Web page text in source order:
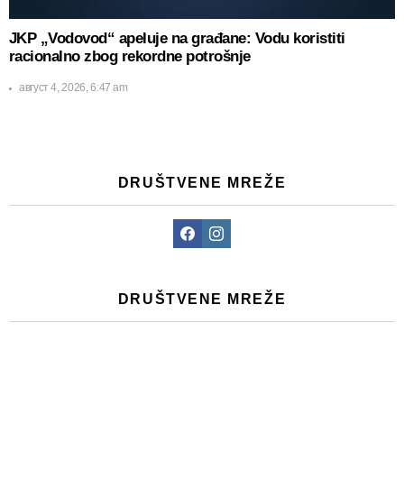
JKP „Vodovod“ apeluje na građane: Vodu koristiti
racionalno zbog rekordne potrošnje
август 4, 2026, 6:47 am
DRUŠTVENE MREŽE
FacebookInstagram
DRUŠTVENE MREŽE